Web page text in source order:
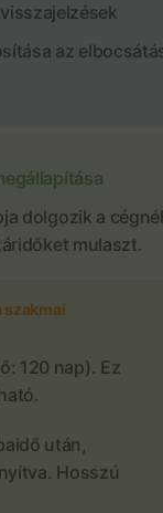
az
dolgozik a
mulaszt.
szakmai
120 nap). Ez
után,
Hosszú